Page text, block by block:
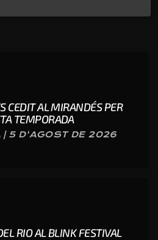
CEDIT AL MIRANDÉS PER
TEMPORADA
| 5 D'AGOST DE 2026
RIO AL BLINK FESTIVAL